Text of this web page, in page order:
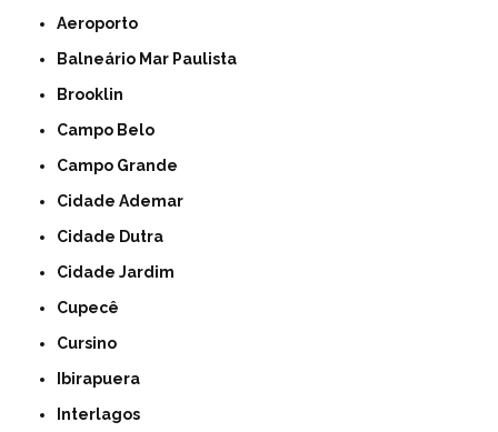
Aeroporto
Balneário Mar Paulista
Brooklin
Campo Belo
Campo Grande
Cidade Ademar
Cidade Dutra
Cidade Jardim
Cupecê
Cursino
Ibirapuera
Interlagos